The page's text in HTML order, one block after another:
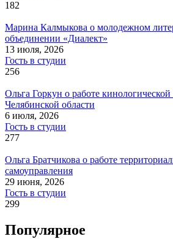
182
Марина Калмыкова о молодежном
объединении «Диалект»
13 июля, 2026
Гость в студии
256
Ольга Горкун о работе
Челябинской области
6 июля, 2026
Гость в студии
277
Ольга Братчикова о работе
самоуправления
29 июня, 2026
Гость в студии
299
Популярное